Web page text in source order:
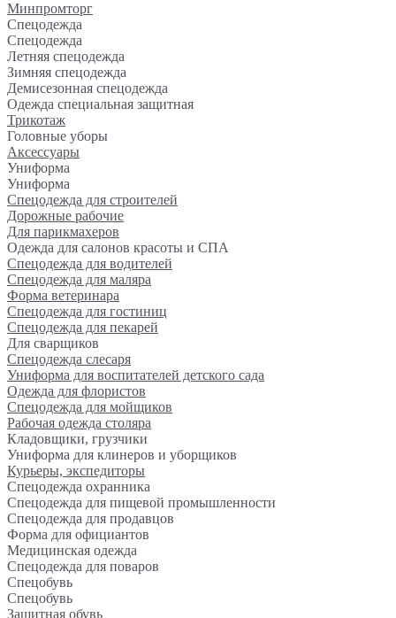
Минпромторг
Спецодежда
Спецодежда
Летняя спецодежда
Зимняя спецодежда
Демисезонная спецодежда
Одежда специальная защитная
Трикотаж
Головные уборы
Аксессуары
Униформа
Униформа
Спецодежда для строителей
Дорожные рабочие
Для парикмахеров
Одежда для салонов красоты и СПА
Спецодежда для водителей
Спецодежда для маляра
Форма ветеринара
Спецодежда для гостиниц
Спецодежда для пекарей
Для сварщиков
Спецодежда слесаря
Униформа для воспитателей детского сада
Одежда для флористов
Спецодежда для мойщиков
Рабочая одежда столяра
Кладовщики, грузчики
Униформа для клинеров и уборщиков
Курьеры, экспедиторы
Спецодежда охранника
Спецодежда для пищевой промышленности
Спецодежда для продавцов
Форма для официантов
Медицинская одежда
Спецодежда для поваров
Спецобувь
Спецобувь
Защитная обувь